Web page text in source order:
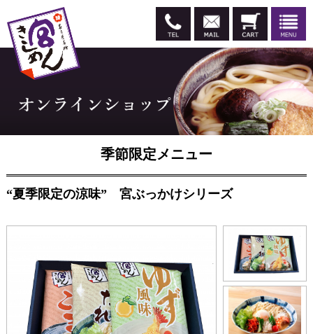
季節限定メニュー
“夏季限定の涼味” 宮ぶっかけシリーズ